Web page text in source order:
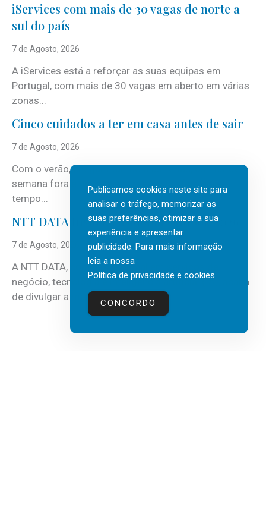
iServices com mais de 30 vagas de norte a
sul do país
7 de Agosto, 2026
A iServices está a reforçar as suas equipas em
Portugal, com mais de 30 vagas em aberto em várias
zonas...
Cinco cuidados a ter em casa antes de sair
7 de Agosto, 2026
Com o verão, chegam também as férias, os fins-de-
semana fora e os dias em que a casa fica mais
tempo...
NTT DATA Insurtech Global Outlook 2026
7 de Agosto, 2026
A NTT DATA, consultora global em serviços de
negócio, tecnologia e inteligência artificial (IA), acaba
de divulgar a mais recente...
Publicamos cookies neste site para
analisar o tráfego, memorizar as
suas preferências, otimizar a sua
experiência e apresentar
publicidade. Para mais informação
leia a nossa
Política de privacidade e cookies.
CONCORDO